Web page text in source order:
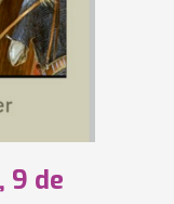
9 de